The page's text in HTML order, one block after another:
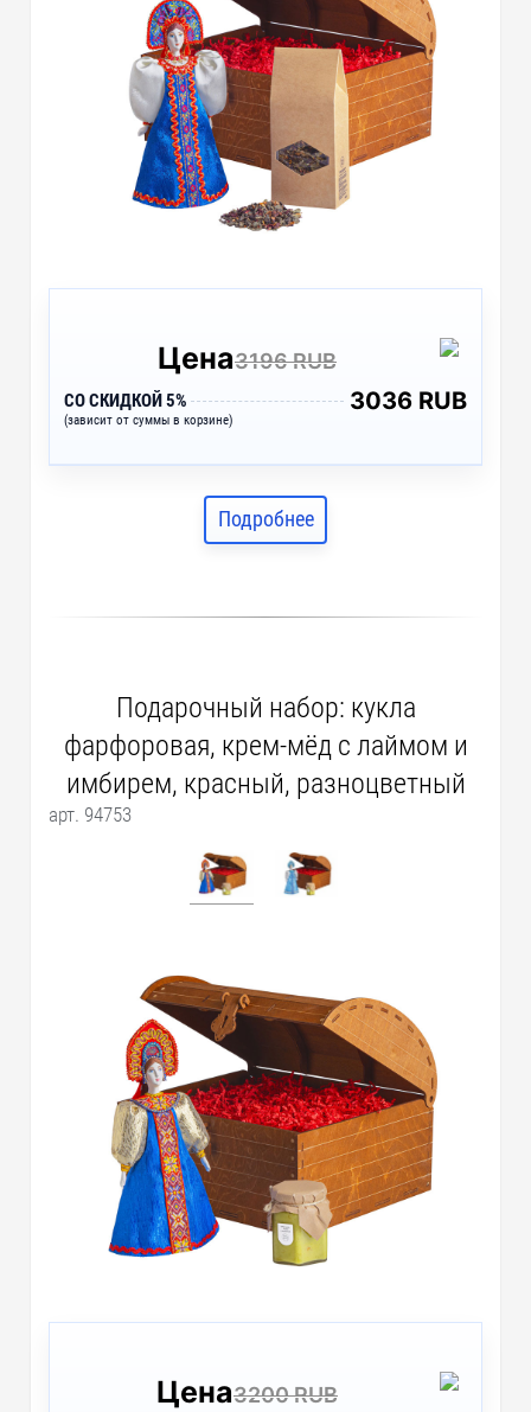
Цена3196 RUB
СО СКИДКОЙ 5%
(зависит от суммы в корзине)
3036 RUB
Подробнее
Подарочный набор: кукла
фарфоровая, крем-мёд с лаймом и
имбирем, красный, разноцветный
арт. 94753
Цена3200 RUB